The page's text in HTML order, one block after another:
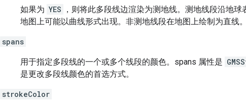
如果为 YES
，则将此多段线边渲染为测地线。测地线段沿地
地图上可能以曲线形式出现。非测地线段在地图上绘制为直线
spans
用于指定多段线的一个或多个线段的颜色。spans 属性是
是更改多段线颜色的首选方式。
strokeColor